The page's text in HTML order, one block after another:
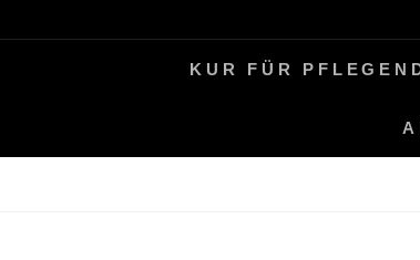
to
PERIFAIR
KUR FÜR